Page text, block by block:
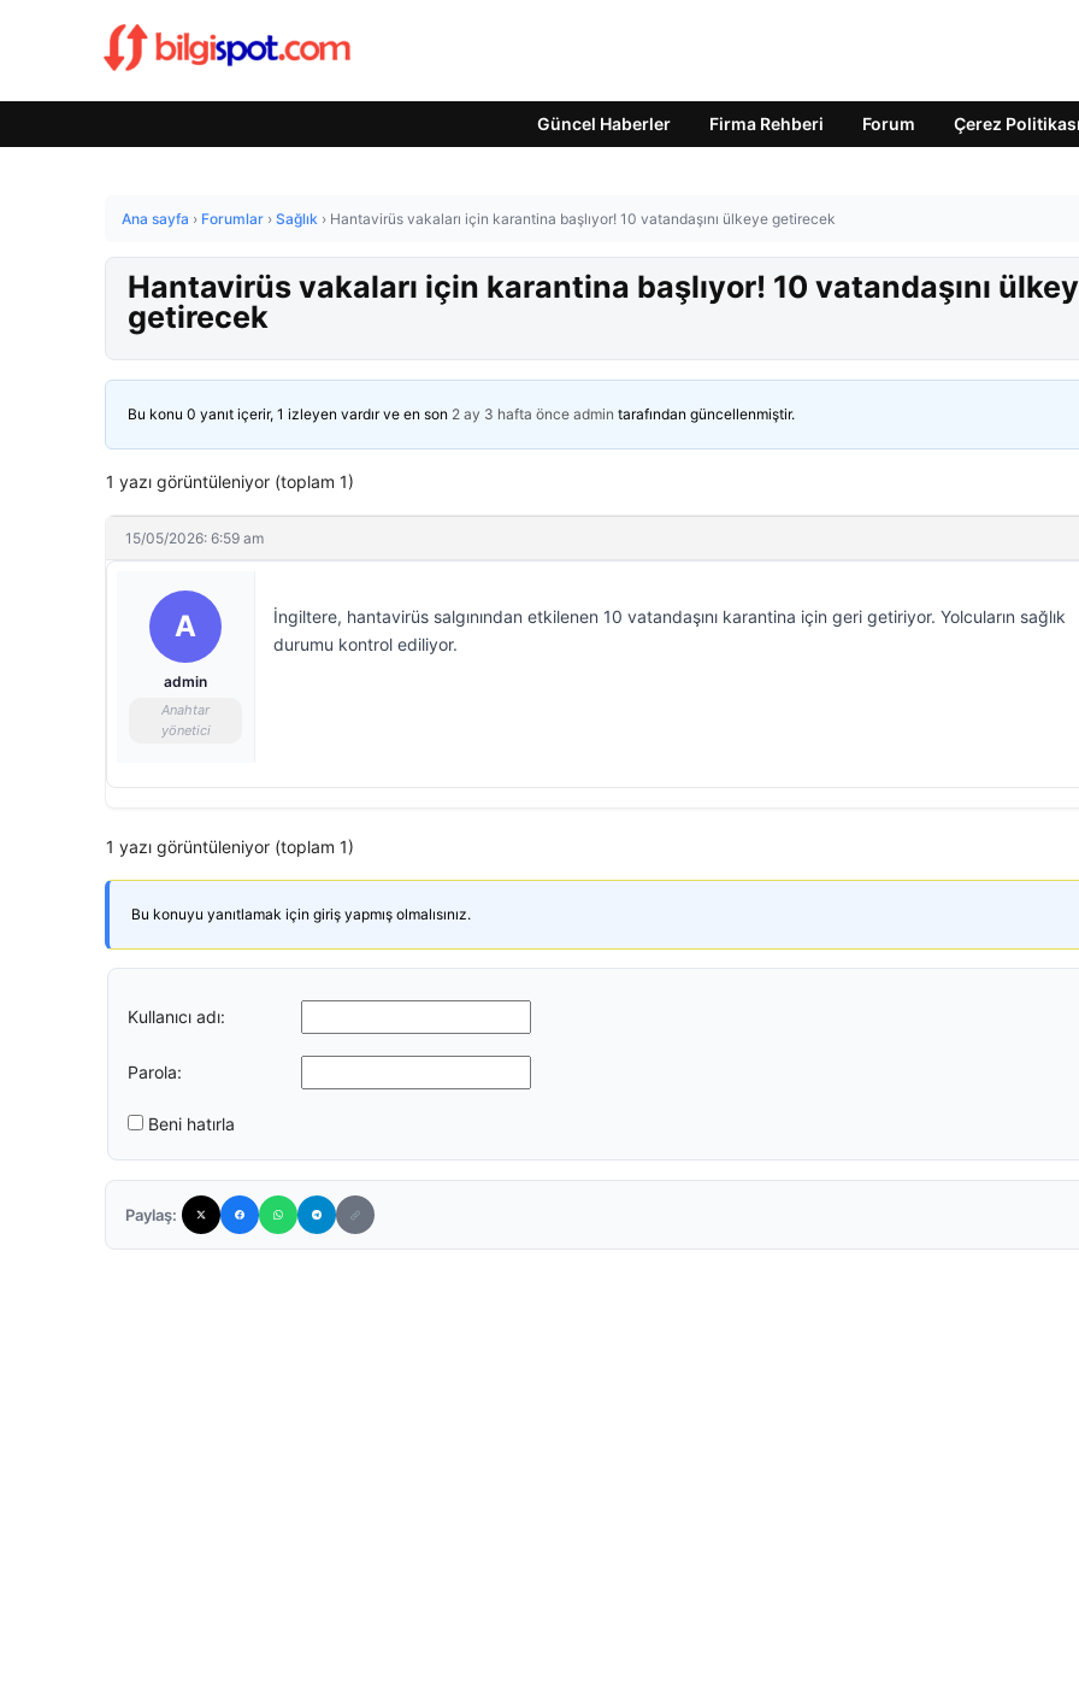
Güncel Haberler Firma Rehberi Forum Çerez Politikası
Ana sayfa › Forumlar › Sağlık › Hantavirüs vakaları için karantina başlıyor! 10 vatandaşını ülkeye getirecek
Hantavirüs vakaları için karantina başlıyor! 10 vatandaşını
getirecek
Bu konu 0 yanıt içerir, 1 izleyen vardır ve en son 2 ay 3 hafta önce admin tarafından güncellenmiştir.
1 yazı görüntüleniyor (toplam 1)
15/05/2026: 6:59 am
A
admin
Anahtar
yönetici
İngiltere, hantavirüs salgınından etkilenen 10 vatandaşını karantina için geri getiriyor. Yolcuların sağlık
durumu kontrol ediliyor.
1 yazı görüntüleniyor (toplam 1)
Bu konuyu yanıtlamak için giriş yapmış olmalısınız.
Kullanıcı adı:
Parola:
Beni hatırla
Paylaş: